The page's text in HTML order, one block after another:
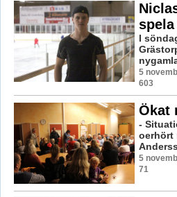
I
5
603
Ökat
-
oerhört
5
71